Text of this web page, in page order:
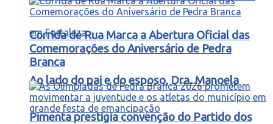
Ao lado do pai e do esposo, Dra. Manoela
Pimenta prestigia convenção do Partido dos
Corrida de Rua Marca a Abertura Oficial das
Comemorações do Aniversário de Pedra
Branca